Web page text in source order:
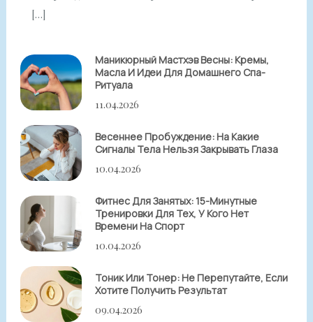
[…]
Маникюрный Мастхэв Весны: Кремы,
Масла И Идеи Для Домашнего Спа-
Ритуала
11.04.2026
Весеннее Пробуждение: На Какие
Сигналы Тела Нельзя Закрывать Глаза
10.04.2026
Фитнес Для Занятых: 15-Минутные
Тренировки Для Тех, У Кого Нет
Времени На Спорт
10.04.2026
Тоник Или Тонер: Не Перепутайте, Если
Хотите Получить Результат
09.04.2026